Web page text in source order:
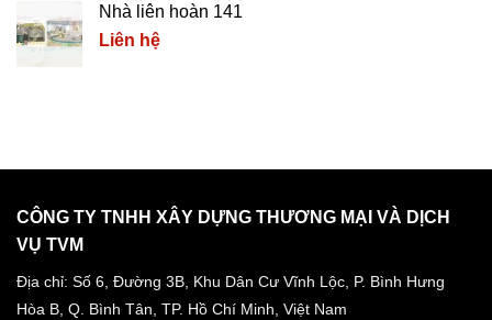
Nhà liên hoàn 141
Liên hệ
CÔNG TY TNHH XÂY DỰNG THƯƠNG MẠI VÀ DỊCH
VỤ TVM
Địa chỉ: Số 6, Đường 3B, Khu Dân Cư Vĩnh Lộc, P. Bình Hưng
Hòa B, Q. Bình Tân, TP. Hồ Chí Minh, Việt Nam